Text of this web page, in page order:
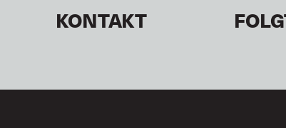
KONTAKT